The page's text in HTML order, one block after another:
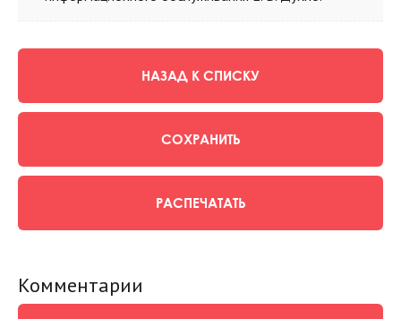
НАЗАД К СПИСКУ
СОХРАНИТЬ
РАСПЕЧАТАТЬ
Комментарии